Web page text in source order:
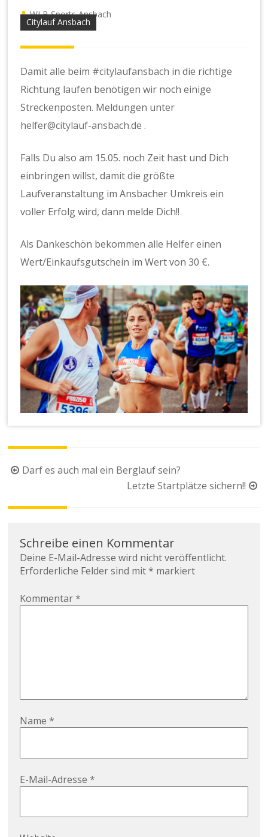
Citylauf Ansbach
WLB Sports Ansbach
Damit alle beim #citylaufansbach in die richtige
Richtung laufen benötigen wir noch einige
Streckenposten. Meldungen unter
helfer@citylauf-ansbach.de .
Falls Du also am 15.05. noch Zeit hast und Dich
einbringen willst, damit die größte
Laufveranstaltung im Ansbacher Umkreis ein
voller Erfolg wird, dann melde Dich!!
Als Dankeschön bekommen alle Helfer einen
Wert/Einkaufsgutschein im Wert von 30 €.
Beitragsnavigation
Darf es auch mal ein Berglauf sein?
Letzte Startplätze sichern!!
Schreibe einen Kommentar
Deine E-Mail-Adresse wird nicht veröffentlicht.
Erforderliche Felder sind mit* markiert
Kommentar*
Name*
E-Mail-Adresse*